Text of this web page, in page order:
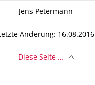
Jens Petermann
Letzte Änderung: 16.08.2016
Diese Seite …